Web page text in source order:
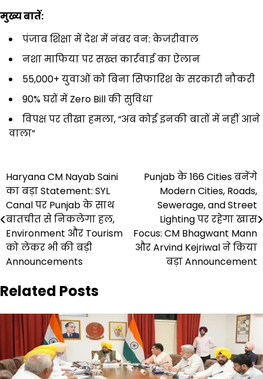
मुख्य बातें:
पंजाब शिक्षा में देश में नंबर वन: केजरीवाल
नशा माफिया पर सख्त कार्रवाई का ऐलान
55,000+ युवाओं को बिना सिफारिश के सरकारी नौकरी
90% घरों में Zero Bill की सुविधा
विपक्ष पर तीखा हमला, “अब कोई इनकी बातों में नहीं आने
वाला”
Post
navigation
Haryana CM Nayab Saini
का बड़ा Statement: SYL
Canal पर Punjab के साथ
बातचीत से निकलेगा हल,
Environment और Tourism
को लेकर भी की बड़ी
Announcements
Punjab के 166 Cities बनेंगे
Modern Cities, Roads,
Sewerage, and Street
Lighting पर रहेगा खास
Focus: CM Bhagwant Mann
और Arvind Kejriwal ने किया
बड़ा Announcement
Related Posts